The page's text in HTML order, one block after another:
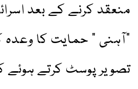
منعقد کرنے کے بعد
"آہنی ” حمایت کا وعدہ
تصویر پوسٹ کرتے ہوئے